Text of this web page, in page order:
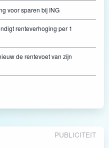
voor sparen bij ING
renteverhoging per 1
de rentevoet van zijn
PUBLICITEIT